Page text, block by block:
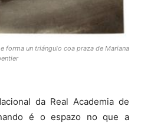
forma un triángulo coa praza de Mariana
da Real Academia de
é o espazo no que a